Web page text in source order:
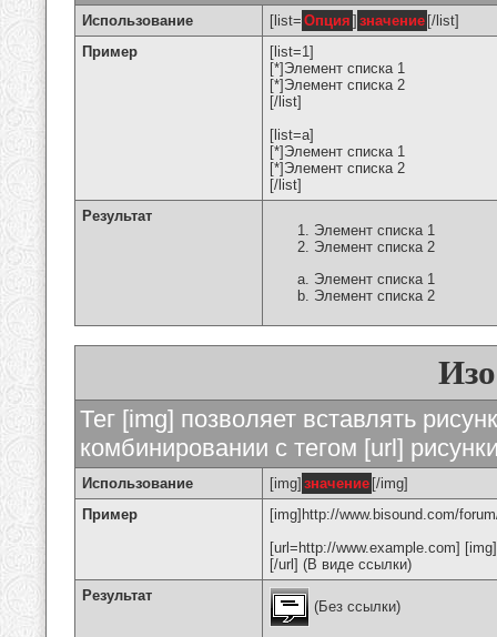
Использование [list= Опция ] значение [/list]
Пример
[list=1]
[*]Элемент списка 1
[*]Элемент списка 2
[/list]
[list=a]
[*]Элемент списка 1
[*]Элемент списка 2
[/list]
Результат
Элемент списка 1
Элемент списка 2
Элемент списка 1
Элемент списка 2
Тег [img] позволяет вставлять
комбинировании с тегом [url]
Использование [img] значение [/img]
Пример
[img]http://www.bisound.com/
[url=http://www.example.com]
[/url] (В виде ссылки)
Результат
(Без ссылки)